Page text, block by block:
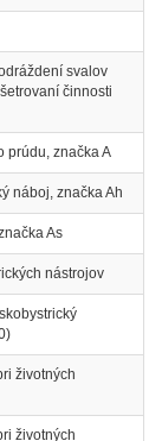
svalov
činnosti
prúdu, značka A
náboj, značka Ah
As
nástrojov
životných
životných